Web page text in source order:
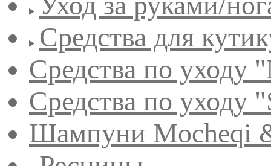
Средства для
Средства по уходу
Средства по уходу
Шампуни Mocheqi